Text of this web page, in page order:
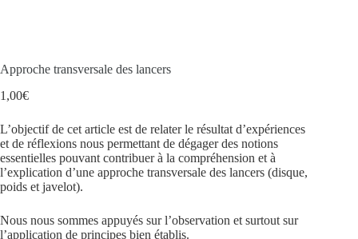
Approche transversale des lancers
1,00€
L’objectif de cet article est de relater le résultat d’expériences
et de réflexions nous permettant de dégager des notions
essentielles pouvant contribuer à la compréhension et à
l’explication d’une approche transversale des lancers (disque,
poids et javelot).
Nous nous sommes appuyés sur l’observation et surtout sur
l’application de principes bien établis.